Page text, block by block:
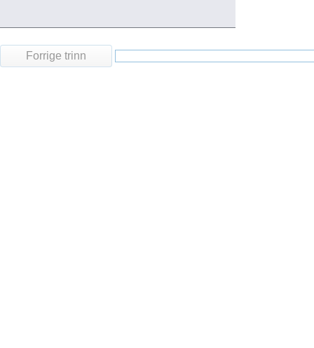
Forrige trinn